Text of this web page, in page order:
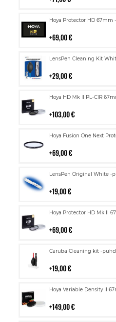
Hoya Protector HD 67mm
69,00 €
Lisää
LensPen Cleaning Kit
29,00 €
Lisää
Hoya HD Mk II PL-CIR
103,00 €
Lisää
Hoya Fusion One Next
69,00 €
Lisää
LensPen Original White -
19,00 €
Lisää
Hoya Protector HD Mk II
69,00 €
Lisää
Caruba Cleaning kit -
19,00 €
Lisää
Hoya Variable Density II
149,00 €
Lisää